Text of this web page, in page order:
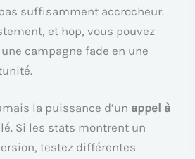
suffisamment accrocheur.
et hop, vous pouvez
campagne fade en une
la puissance d’un appel à
Si les stats montrent un
testez différentes